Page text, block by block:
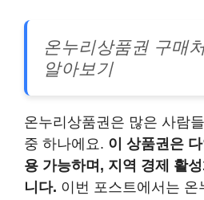
온누리상품권 구매
알아보기
온누리상품권은 많은 사람
중 하나에요. 이 상품권은
용 가능하며, 지역 경제 활
니다. 이번 포스트에서는 온